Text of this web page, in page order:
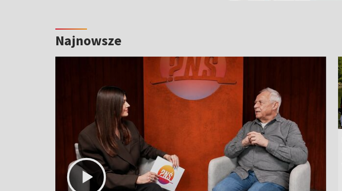
Najnowsze